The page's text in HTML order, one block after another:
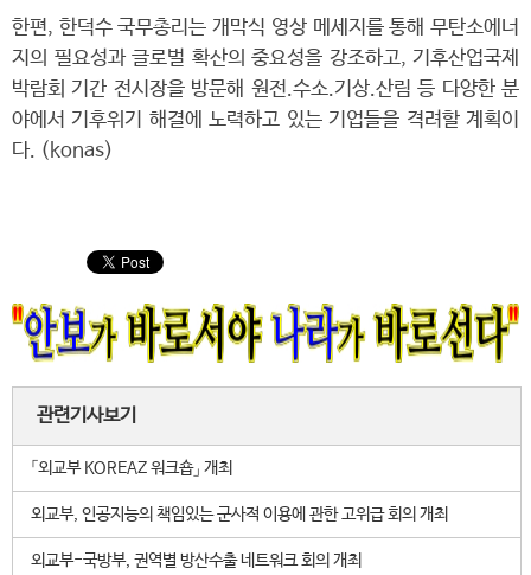
한편, 한덕수 국무총리는 개막식 영상 메세지를 통해 무탄소에너
지의 필요성과 글로벌 확산의 중요성을 강조하고, 기후산업국제
박람회 기간 전시장을 방문해 원전.수소.기상.산림 등 다양한 분
야에서 기후위기 해결에 노력하고 있는 기업들을 격려할 계획이
다. (konas)
관련기사보기
「외교부 KOREAZ 워크숍」 개최
외교부, 인공지능의 책임있는 군사적 이용에 관한 고위급 회의 개최
외교부-국방부, 권역별 방산수출 네트워크 회의 개최